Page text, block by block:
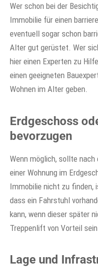
Wer schon bei der
Immobilie für einen
eventuell sogar schon
Alter gut gerüstet. Wer
hier einen Experten zu
einen geeigneten
Wohnen im Alter geben.
Erdgeschoss
bevorzugen
Wenn möglich, sollte nach
einer Wohnung im
Immobilie nicht zu finden,
dass ein Fahrstuhl
kann, wenn dieser später
Treppenlift von Vorteil sein.
Lage und